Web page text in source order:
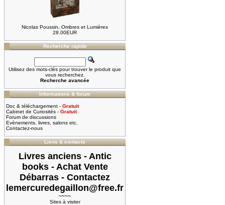
Nicolas Poussin, Ombres et Lumières
28.00EUR
Recherche rapide
Utilisez des mots-clés pour trouver le produit que
vous recherchez.
Recherche avancée
Informations & forum
Doc & téléchargement - Gratuit
Cabinet de Curiosités - Gratuit
Forum de discussions
Evènements, livres, salons etc.
Contactez-nous
Liens & contacts
Livres anciens - Antic
books - Achat Vente
Débarras - Contactez
lemercuredegaillon@free.fr
~~~~
Sites à visiter